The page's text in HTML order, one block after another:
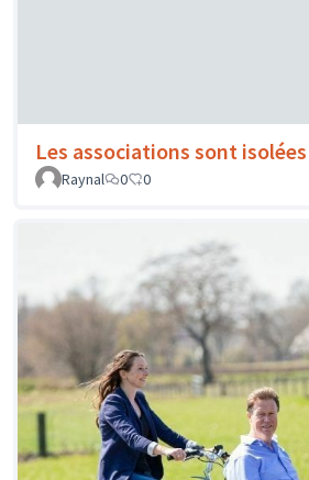
Les associations sont isolées
Raynal
0 0